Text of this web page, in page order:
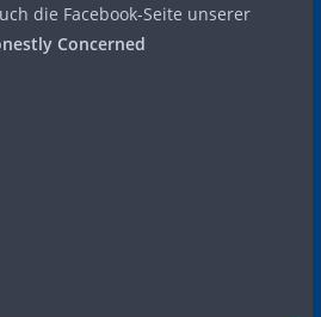
die Facebook-Seite unserer
Concerned